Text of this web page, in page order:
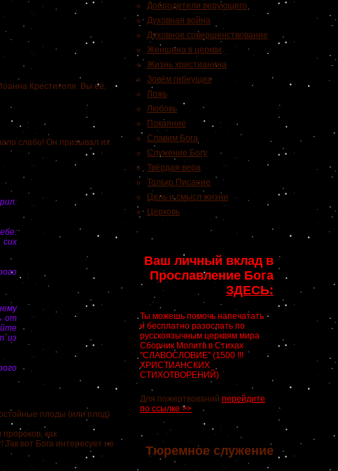
Крестителя. Вы её,
слабо! Он призывал их
от
из
плоды (или плод)
как
вот Бога интересует не
Добродетели верующего
Духовная война
Духовное совершенствование
Женщина в церкви
Жизнь христианина
Зовём гибнущих
Ложь
Любовь
Покаяние
Славим Бога
Служение Богу
Твёрдая вера
Только Писание
Цель и смысл жизни
Церковь
Ваш личный вклад в
Прославление Бога
ЗДЕСЬ:
Ты можешь помочь напечатать
и бесплатно разослать по
русскоязычным церквям мира
Сборник Молитв в Стихах
"СЛАВОСЛОВИЕ" (1500 !!!
ХРИСТИАНСКИХ
СТИХОТВОРЕНИЙ)
Для пожертвований перейдите
по ссылке >>
Тюремное служение